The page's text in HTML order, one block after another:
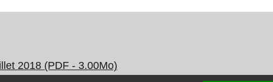
2018 (PDF - 3.00Mo)